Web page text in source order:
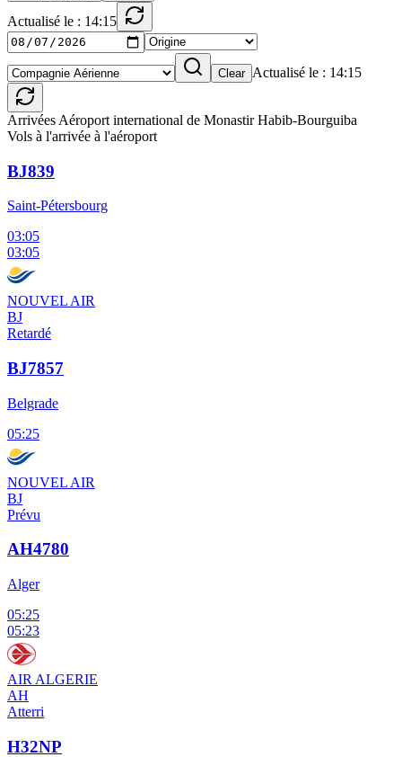
Actualisé le : 14:15
Clear Actualisé le : 14:15
Arrivées Aéroport international de Monastir Habib-Bourguiba
Vols à l'arrivée à l'aéroport
BJ839
Saint-Pétersbourg
03:05
03:05
NOUVEL AIR
BJ
Retardé
BJ7857
Belgrade
05:25
NOUVEL AIR
BJ
Prévu
AH4780
Alger
05:25
05:23
AIR ALGERIE
AH
Atterri
H32NP